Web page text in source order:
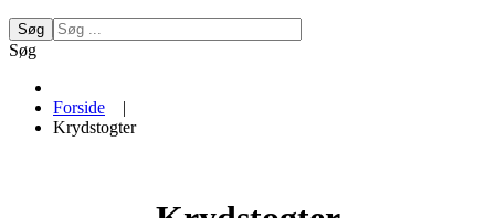
Søg
Søg
Forside
|
Krydstogter